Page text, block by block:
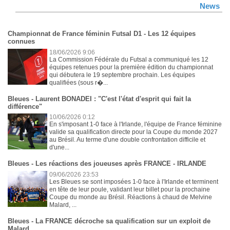
News
Championnat de France féminin Futsal D1 - Les 12 équipes
connues
18/06/2026 9:06
La Commission Fédérale du Futsal a communiqué les 12
équipes retenues pour la première édition du championnat
qui débutera le 19 septembre prochain. Les équipes
qualifiées (sous r�...
Bleues - Laurent BONADEI : "C'est l'état d'esprit qui fait la
différence"
10/06/2026 0:12
En s'imposant 1-0 face à l'Irlande, l'équipe de France féminine
valide sa qualification directe pour la Coupe du monde 2027
au Brésil. Au terme d'une double confrontation difficile et
d'une...
Bleues - Les réactions des joueuses après FRANCE - IRLANDE
09/06/2026 23:53
Les Bleues se sont imposées 1-0 face à l'Irlande et terminent
en tête de leur poule, validant leur billet pour la prochaine
Coupe du monde au Brésil. Réactions à chaud de Melvine
Malard, ...
Bleues - La FRANCE décroche sa qualification sur un exploit de